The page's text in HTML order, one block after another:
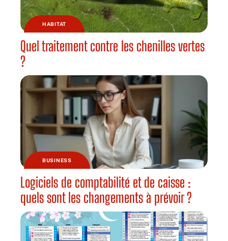
HABITAT
Quel traitement contre les chenilles vertes
?
BUSINESS
Logiciels de comptabilité et de caisse :
quels sont les changements à prévoir ?